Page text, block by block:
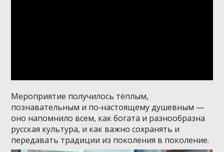
Мероприятие получилось тёплым,
познавательным и по‑настоящему душевным —
оно напомнило всем, как богата и разнообразна
русская культура, и как важно сохранять и
передавать традиции из поколения в поколение.